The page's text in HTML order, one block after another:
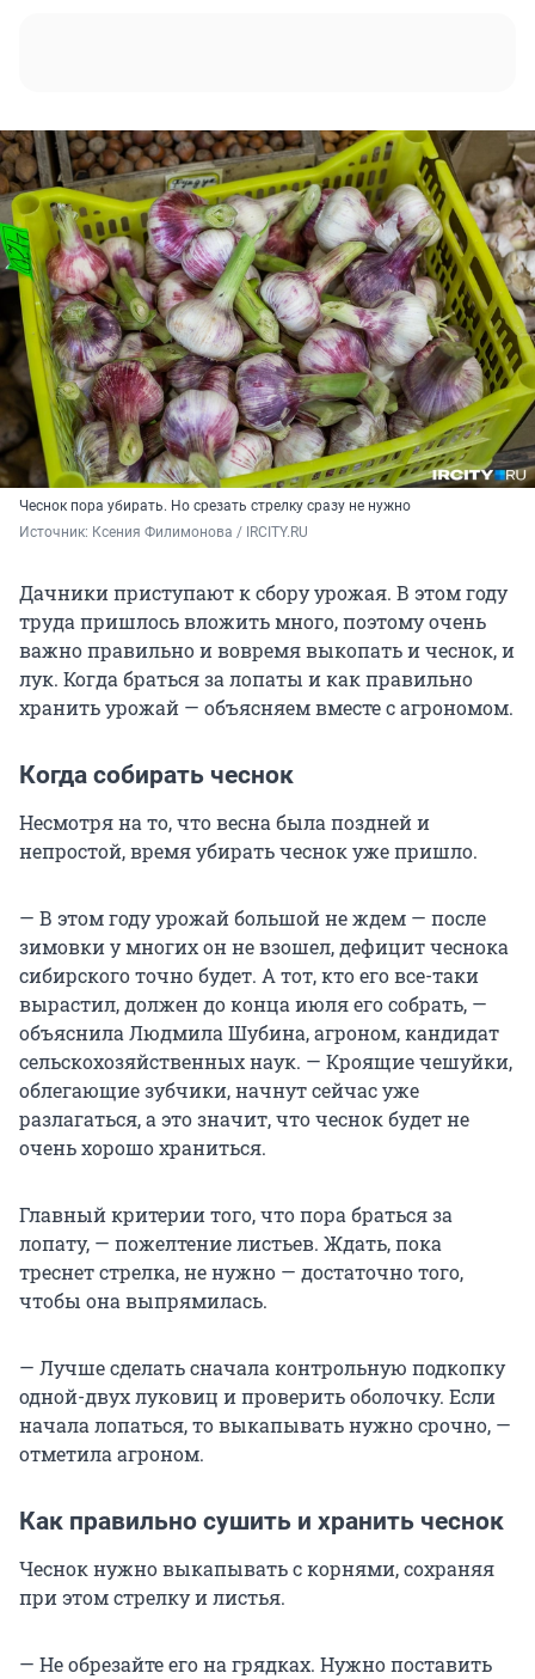
Чеснок пора убирать. Но срезать стрелку сразу не нужно
Источник: Ксения Филимонова / IRCITY.RU
Дачники приступают к сбору урожая. В этом году
труда пришлось вложить много, поэтому очень
важно правильно и вовремя выкопать и чеснок, и
лук. Когда браться за лопаты и как правильно
хранить урожай — объясняем вместе с агрономом.
Когда собирать чеснок
Несмотря на то, что весна была поздней и
непростой, время убирать чеснок уже пришло.
— В этом году урожай большой не ждем — после
зимовки у многих он не взошел, дефицит чеснока
сибирского точно будет. А тот, кто его все-таки
вырастил, должен до конца июля его собрать, —
объяснила Людмила Шубина, агроном, кандидат
сельскохозяйственных наук. — Кроящие чешуйки,
облегающие зубчики, начнут сейчас уже
разлагаться, а это значит, что чеснок будет не
очень хорошо храниться.
Главный критерии того, что пора браться за
лопату, — пожелтение листьев. Ждать, пока
треснет стрелка, не нужно — достаточно того,
чтобы она выпрямилась.
— Лучше сделать сначала контрольную подкопку
одной-двух луковиц и проверить оболочку. Если
начала лопаться, то выкапывать нужно срочно, —
отметила агроном.
Как правильно сушить и хранить чеснок
Чеснок нужно выкапывать с корнями, сохраняя
при этом стрелку и листья.
— Не обрезайте его на грядках. Нужно поставить